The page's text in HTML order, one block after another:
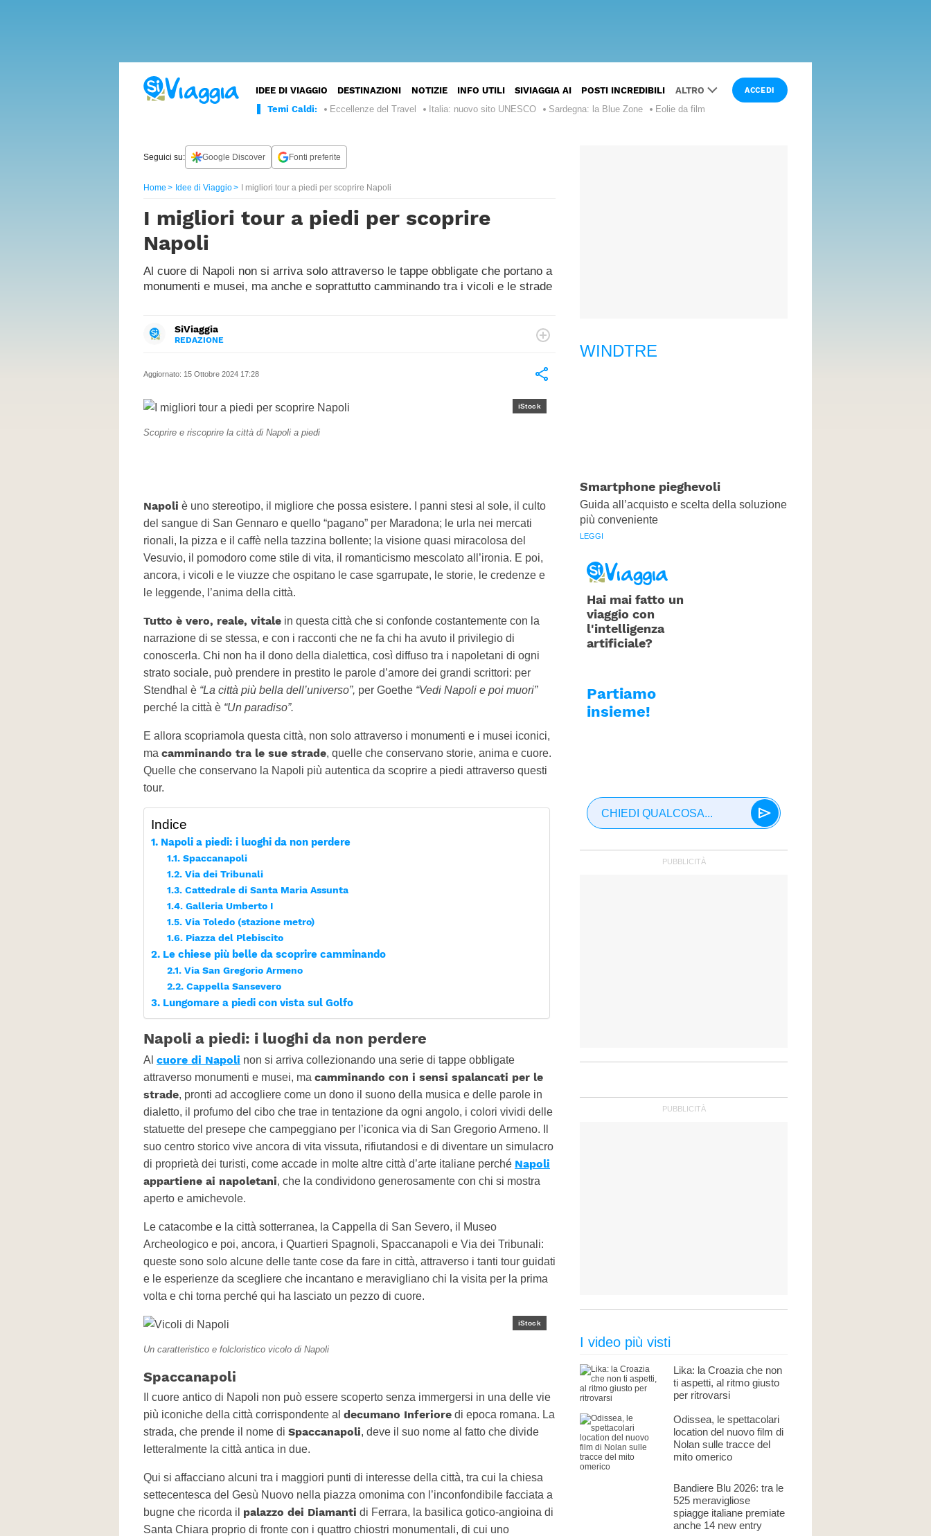
ACCEDI
IDEE DI VIAGGIO
Cammini
Vacanze
per
famiglie
con
animali
DESTINAZIONI
Europa
Italia
Canada
Messico
America
Brasile
Cile
Thailandia
Vietnam
Africa
Marocco
Egitto
Australia
NOTIZIE INFO UTILI SIVIAGGIA AI POSTI INCREDIBILI
LUOGHI
FILM
LUSSO
CURIOSITÀ
WANDERLUST
INTERVISTE
ESPERTI
I
SPECIALI
CONTATTI ALTRO
Temi Caldi: Eccellenze del Travel Italia: nuovo sito UNESCO Sardegna: la Blue Zone Eolie da film
Seguici su: Google Discover Fonti preferite
Home Idee di Viaggio I migliori tour a piedi per scoprire Napoli
I migliori tour a piedi per scoprire
Napoli
Al cuore di Napoli non si arriva solo attraverso le tappe obbligate che portano a
monumenti e musei, ma anche e soprattutto camminando tra i vicoli e le strade
SiViaggia
REDAZIONE
Aggiornato: 15 Ottobre 2024 17:28
iStock
Scoprire e riscoprire la città di Napoli a piedi
Napoli è uno stereotipo, il migliore che possa esistere. I panni stesi al sole, il culto
del sangue di San Gennaro e quello “pagano” per Maradona; le urla nei mercati
rionali, la pizza e il caffè nella tazzina bollente; la visione quasi miracolosa del
Vesuvio, il pomodoro come stile di vita, il romanticismo mescolato all’ironia. E poi,
ancora, i vicoli e le viuzze che ospitano le case sgarrupate, le storie, le credenze e
le leggende, l’anima della città.
Tutto è vero, reale, vitale in questa città che si confonde costantemente con la
narrazione di se stessa, e con i racconti che ne fa chi ha avuto il privilegio di
conoscerla. Chi non ha il dono della dialettica, così diffuso tra i napoletani di ogni
strato sociale, può prendere in prestito le parole d’amore dei grandi scrittori: per
Stendhal è “La città più bella dell’universo”, per Goethe “Vedi Napoli e poi muori”
perché la città è “Un paradiso”.
E allora scopriamola questa città, non solo attraverso i monumenti e i musei iconici,
ma camminando tra le sue strade, quelle che conservano storie, anima e cuore.
Quelle che conservano la Napoli più autentica da scoprire a piedi attraverso questi
tour.
Indice
Napoli a piedi: i luoghi da non perdere
Spaccanapoli
Via dei Tribunali
Cattedrale di Santa Maria Assunta
Galleria Umberto I
Via Toledo (stazione metro)
Piazza del Plebiscito
Le chiese più belle da scoprire camminando
Via San Gregorio Armeno
Cappella Sansevero
Lungomare a piedi con vista sul Golfo
Napoli a piedi: i luoghi da non perdere
Al cuore di Napoli non si arriva collezionando una serie di tappe obbligate
attraverso monumenti e musei, ma camminando con i sensi spalancati per le
strade, pronti ad accogliere come un dono il suono della musica e delle parole in
dialetto, il profumo del cibo che trae in tentazione da ogni angolo, i colori vividi delle
statuette del presepe che campeggiano per l’iconica via di San Gregorio Armeno. Il
suo centro storico vive ancora di vita vissuta, rifiutandosi e di diventare un simulacro
di proprietà dei turisti, come accade in molte altre città d’arte italiane perché Napoli
appartiene ai napoletani, che la condividono generosamente con chi si mostra
aperto e amichevole.
Le catacombe e la città sotterranea, la Cappella di San Severo, il Museo
Archeologico e poi, ancora, i Quartieri Spagnoli, Spaccanapoli e Via dei Tribunali:
queste sono solo alcune delle tante cose da fare in città, attraverso i tanti tour guidati
e le esperienze da scegliere che incantano e meravigliano chi la visita per la prima
volta e chi torna perché qui ha lasciato un pezzo di cuore.
iStock
Un caratteristico e folcloristico vicolo di Napoli
Spaccanapoli
Il cuore antico di Napoli non può essere scoperto senza immergersi in una delle vie
più iconiche della città corrispondente al decumano Inferiore di epoca romana. La
strada, che prende il nome di Spaccanapoli, deve il suo nome al fatto che divide
letteralmente la città antica in due.
Qui si affacciano alcuni tra i maggiori punti di interesse della città, tra cui la chiesa
settecentesca del Gesù Nuovo nella piazza omonima con l’inconfondibile facciata a
bugne che ricorda il palazzo dei Diamanti di Ferrara, la basilica gotico-angioina di
Santa Chiara proprio di fronte con i quattro chiostri monumentali, di cui uno
WINDTRE
Smartphone pieghevoli
Guida all’acquisto e scelta della soluzione
più conveniente
LEGGI
Hai mai fatto un
viaggio con
l'intelligenza
artificiale?
Partiamo
insieme!
CHIEDI QUALCOSA...
I video più visti
Lika: la Croazia che non
ti aspetti, al ritmo giusto
per ritrovarsi
Odissea, le spettacolari
location del nuovo film di
Nolan sulle tracce del
mito omerico
Bandiere Blu 2026: tra le
525 meravigliose
spiagge italiane premiate
anche 14 new entry